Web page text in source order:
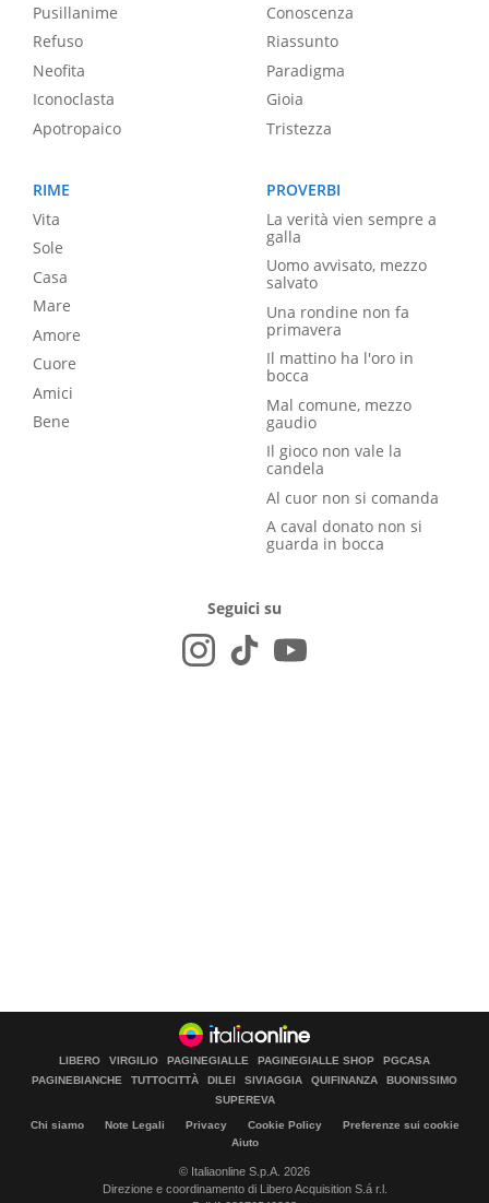
Pusillanime
Refuso
Neofita
Iconoclasta
Apotropaico
Conoscenza
Riassunto
Paradigma
Gioia
Tristezza
RIME
Vita
Sole
Casa
Mare
Amore
Cuore
Amici
Bene
PROVERBI
La verità vien sempre a
galla
Uomo avvisato, mezzo
salvato
Una rondine non fa
primavera
Il mattino ha l'oro in
bocca
Mal comune, mezzo
gaudio
Il gioco non vale la
candela
Al cuor non si comanda
A caval donato non si
guarda in bocca
Seguici su
LIBERO VIRGILIO PAGINEGIALLE PAGINEGIALLE SHOP
PGCASA
PAGINEBIANCHE
TUTTOCITTÀ DILEI SIVIAGGIA QUIFINANZA
BUONISSIMO
SUPEREVA
Chi siamo Note Legali Privacy Cookie Policy
Preferenze sui cookie
Aiuto
© Italiaonline S.p.A. 2026
Direzione e coordinamento di Libero Acquisition S.á r.l.